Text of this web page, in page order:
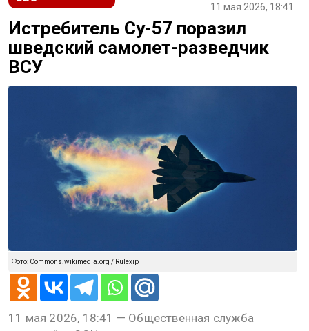
11 мая 2026, 18:41
Истребитель Су-57 поразил
шведский самолет-разведчик
ВСУ
Фото: Commons.wikimedia.org / Rulexip
11 мая 2026, 18:41 — Общественная служба